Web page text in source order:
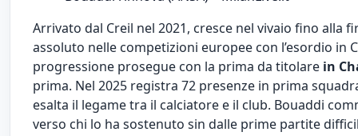
Arrivato dal Creil nel 2021, cresce nel vivaio fino
assoluto nelle competizioni europee con l’esordio in
progressione prosegue con la prima da titolare in
prima. Nel 2025 registra 72 presenze in prima
esalta il legame tra il calciatore e il club. Bouaddi
verso chi lo ha sostenuto sin dalle prime partite